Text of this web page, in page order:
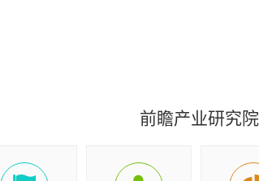
前瞻产业研究院